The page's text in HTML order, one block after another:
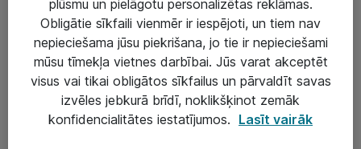
IT serviss un atbalsts
IT infrastruktūra
Darba vietu IT risinājumi
Serveri un datu centri
plūsmu un pielāgotu personalizētas reklāmas.
Obligātie sīkfaili vienmēr ir iespējoti, un tiem nav
nepieciešama jūsu piekrišana, jo tie ir nepieciešami
mūsu tīmekļa vietnes darbībai. Jūs varat akceptēt
visus vai tikai obligātos sīkfailus un pārvaldīt savas
izvēles jebkurā brīdī, noklikšķinot zemāk
konfidencialitātes iestatījumos. Lasīt vairāk